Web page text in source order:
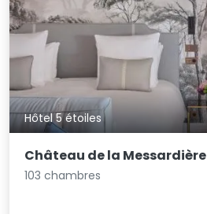
Hôtel 5 étoiles
Château de la Messardière
103 chambres